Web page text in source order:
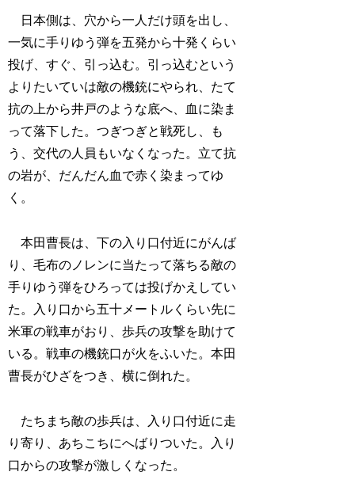
日本側は、穴から一人だけ頭を出し、
一気に手りゆう弾を五発から十発くらい
投げ、すぐ、引っ込む。引っ込むという
よりたいていは敵の機銃にやられ、たて
抗の上から井戸のような底へ、血に染ま
って落下した。つぎつぎと戦死し、も
う、交代の人員もいなくなった。立て抗
の岩が、だんだん血で赤く染まってゆ
く。
本田曹長は、下の入り口付近にがんば
り、毛布のノレンに当たって落ちる敵の
手りゆう弾をひろっては投げかえしてい
た。入り口から五十メートルくらい先に
米軍の戦車がおり、歩兵の攻撃を助けて
いる。戦車の機銃口が火をふいた。本田
曹長がひざをつき、横に倒れた。
たちまち敵の歩兵は、入り口付近に走
り寄り、あちこちにへばりついた。入り
口からの攻撃が激しくなった。